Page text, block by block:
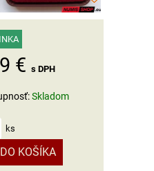
€ s DPH
Skladom
ks
KOŠÍKA